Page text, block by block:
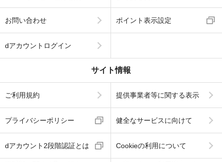
お問い合わせ ポイント表示設定
dアカウントログイン
サイト情報
ご利用規約 提供事業者等に関する表示
プライバシーポリシー 健全なサービスに向けて
dアカウント2段階認証とは Cookieの利用について